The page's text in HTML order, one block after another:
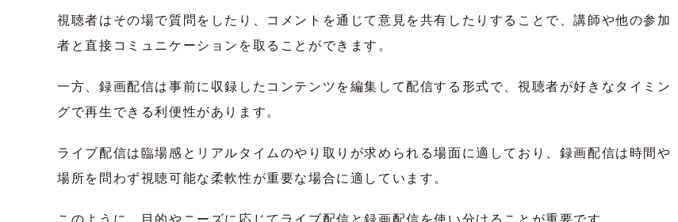
視聴者はその場で質問をしたり、コメントを通じて意見を共有したりすることで、講師や他の参加
者と直接コミュニケーションを取ることができます。
一方、録画配信は事前に収録したコンテンツを編集して配信する形式で、視聴者が好きなタイミン
グで再生できる利便性があります。
ライブ配信は臨場感とリアルタイムのやり取りが求められる場面に適しており、録画配信は時間や
場所を問わず視聴可能な柔軟性が重要な場合に適しています。
このように、目的やニーズに応じてライブ配信と録画配信を使い分けることが重要です。